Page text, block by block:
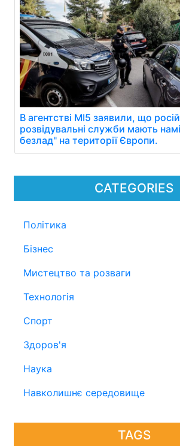
CATEGORIES
Політика
Бізнес
Мистецтво та розваги
Технологія
Спорт
Здоров'я
Наука
Навколишнє середовище
TAGS
В агентстві МІ5 заявили, що
розвідувальні служби мають
безлад" на території Європи.